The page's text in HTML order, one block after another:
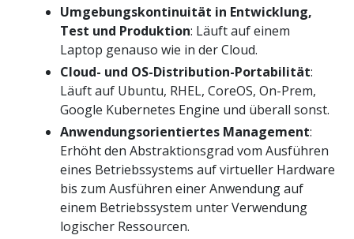
Umgebungskontinuität in Entwicklung,
Test und Produktion: Läuft auf einem
Laptop genauso wie in der Cloud.
Cloud- und OS-Distribution-Portabilität:
Läuft auf Ubuntu, RHEL, CoreOS, On-Prem,
Google Kubernetes Engine und überall sonst.
Anwendungsorientiertes Management:
Erhöht den Abstraktionsgrad vom Ausführen
eines Betriebssystems auf virtueller Hardware
bis zum Ausführen einer Anwendung auf
einem Betriebssystem unter Verwendung
logischer Ressourcen.